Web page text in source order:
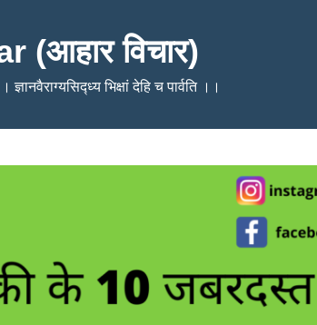
(आहार विचार)
भिक्षां देहि च पार्वति ।।